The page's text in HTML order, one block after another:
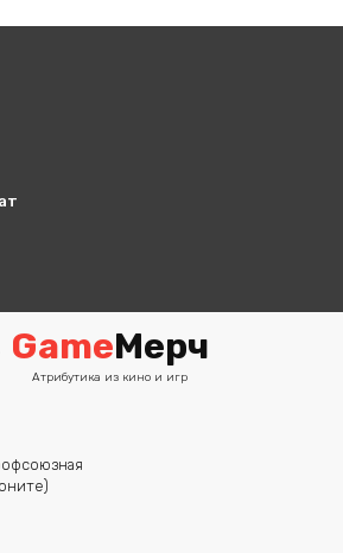
GameМерч
Атрибутика из кино и игр